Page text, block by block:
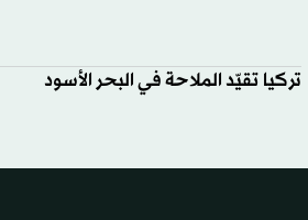
تركيا تقيّد الملاحة في البحر الأسود